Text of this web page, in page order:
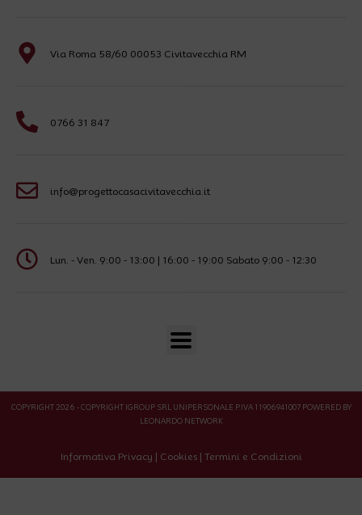
Via Roma 58/60 00053 Civitavecchia RM
0766 31 847
info@progettocasacivitavecchia.it
Lun. - Ven. 9:00 - 13:00 | 16:00 - 19:00 Sabato 9:00 - 12:30
COPYRIGHT 2026 - COPYRIGHT IGROUP SRL UNIPERSONALE P.IVA 11906941007 POWERED BY
LEONARDO NETWORK
Informativa Privacy | Cookies| Termini e Condizioni